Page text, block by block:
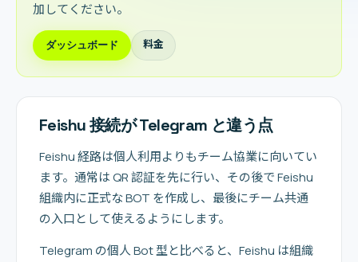
加してください。
ダッシュボード 料金
Feishu 接続が Telegram と違う点
Feishu 経路は個人利用よりもチーム協業に向いてい
ます。通常は QR 認証を先に行い、その後で Feishu
組織内に正式な BOT を作成し、最後にチーム共通
の入口として使えるようにします。
Telegram の個人 Bot 型と比べると、Feishu は組織